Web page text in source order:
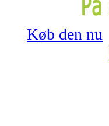
Køb den nu